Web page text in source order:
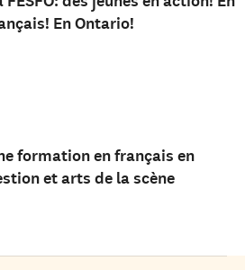
En Ontario!
formation en français en
et arts de la scène